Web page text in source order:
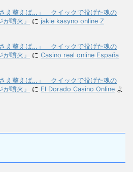
さえ整えば…」 クイックで投げた魂の
噴火」
に jakie kasyno online Z
さえ整えば…」 クイックで投げた魂の
噴火」
に Casino real online España
さえ整えば…」 クイックで投げた魂の
噴火」
に El Dorado Casino Online よ